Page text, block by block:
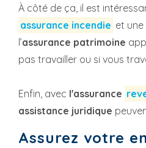
À côté de ça, il est
assurance incendie et une
l’assurance patrimoine
pas travailler ou si vous
Enfin, avec l'assurance
assistance juridique
Assurez votre